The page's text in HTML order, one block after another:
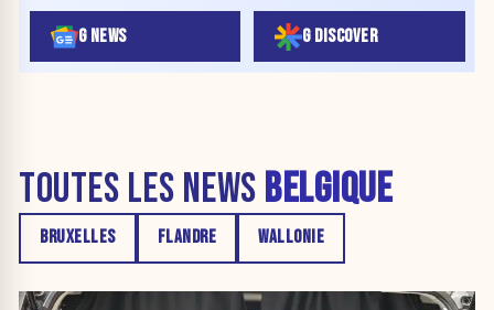
G NEWS G DISCOVER
TOUTES LES NEWS BELGIQUE
BRUXELLES FLANDRE WALLONIE